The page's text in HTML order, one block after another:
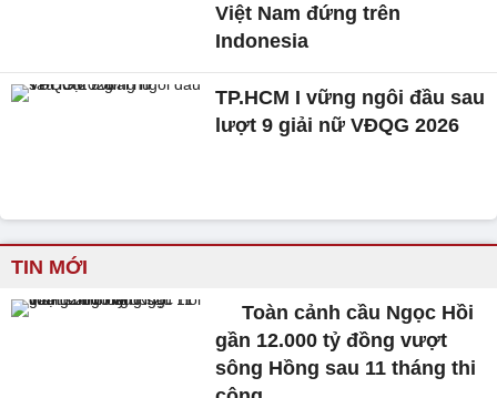
Việt Nam đứng trên
Indonesia
TP.HCM I vững ngôi đầu sau
lượt 9 giải nữ VĐQG 2026
TIN MỚI
Toàn cảnh cầu Ngọc Hồi
gần 12.000 tỷ đồng vượt
sông Hồng sau 11 tháng thi